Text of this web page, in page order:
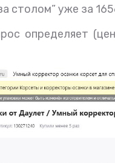
столом” уже за
определяет